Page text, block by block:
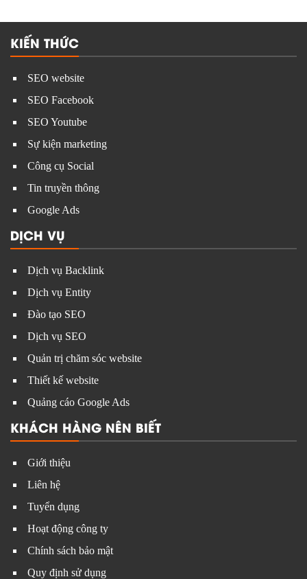
KIẾN THỨC
SEO website
SEO Facebook
SEO Youtube
Sự kiện marketing
Công cụ Social
Tin truyền thông
Google Ads
DỊCH VỤ
Dịch vụ Backlink
Dịch vụ Entity
Đào tạo SEO
Dịch vụ SEO
Quản trị chăm sóc website
Thiết kế website
Quảng cáo Google Ads
KHÁCH HÀNG NÊN BIẾT
Giới thiệu
Liên hệ
Tuyển dụng
Hoạt động công ty
Chính sách bảo mật
Quy định sử dụng